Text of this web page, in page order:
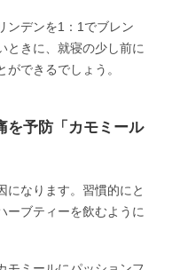
ンデンを1：1でブレン
ときに、就寝の少し前に
できるでしょう。
を予防「カモミール
になります。習慣的にと
ーブティーを飲むように